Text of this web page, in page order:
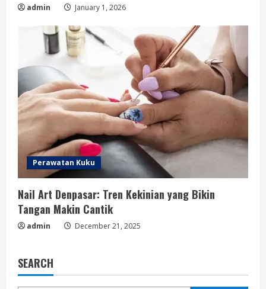
admin January 1, 2026
Perawatan Kuku
Nail Art Denpasar: Tren Kekinian yang Bikin
Tangan Makin Cantik
admin December 21, 2025
SEARCH